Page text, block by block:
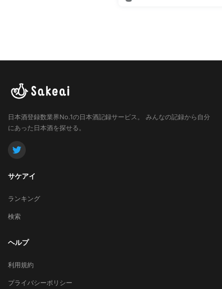
日本酒登録数業界No.1の日本酒記録サービス。
みんなの記録から自分
にあった日本酒を探せる。
サケアイ
ランキング
検索
ヘルプ
利用規約
プライバシーポリシー